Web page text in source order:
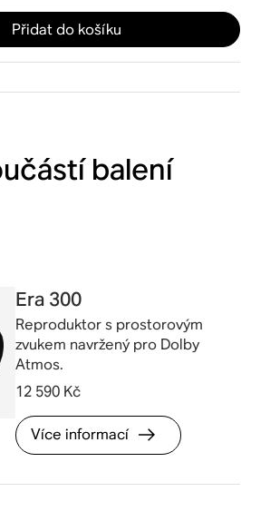
Přidat do košíku
balení
Era 300
Reproduktor s prostorovým
zvukem navržený pro Dolby
Atmos.
12 590 Kč
Více informací